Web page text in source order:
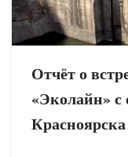
Отчёт о
«Эколайн» с
Красноярска